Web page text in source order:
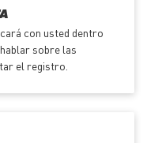
con usted dentro
sobre las
el registro.